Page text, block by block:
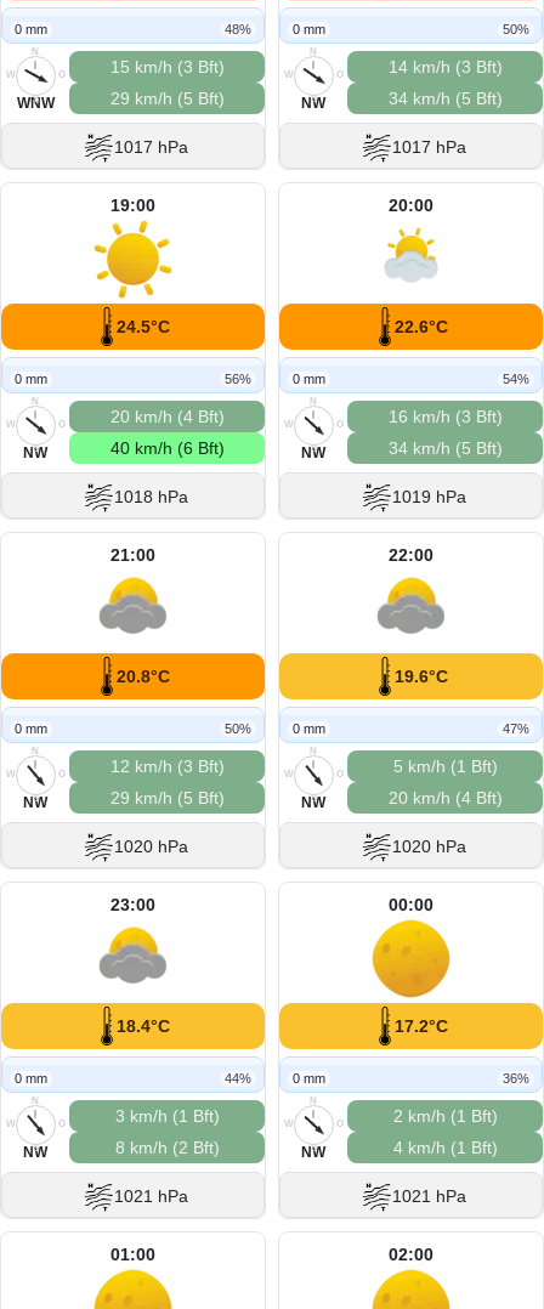
0 mm 48%
N
O
S
W
WNW
15 km/h (3 Bft)
29 km/h (5 Bft)
1017 hPa
0 mm 50%
N
O
S
W
NW
14 km/h (3 Bft)
34 km/h (5 Bft)
1017 hPa
19:00
24.5°C
0 mm 56%
N
O
S
W
NW
20 km/h (4 Bft)
40 km/h (6 Bft)
1018 hPa
20:00
22.6°C
0 mm 54%
N
O
S
W
NW
16 km/h (3 Bft)
34 km/h (5 Bft)
1019 hPa
21:00
20.8°C
0 mm 50%
N
O
S
W
NW
12 km/h (3 Bft)
29 km/h (5 Bft)
1020 hPa
22:00
19.6°C
0 mm 47%
N
O
S
W
NW
5 km/h (1 Bft)
20 km/h (4 Bft)
1020 hPa
23:00
18.4°C
0 mm 44%
N
O
S
W
NW
3 km/h (1 Bft)
8 km/h (2 Bft)
1021 hPa
00:00
17.2°C
0 mm 36%
N
O
S
W
NW
2 km/h (1 Bft)
4 km/h (1 Bft)
1021 hPa
01:00 02:00